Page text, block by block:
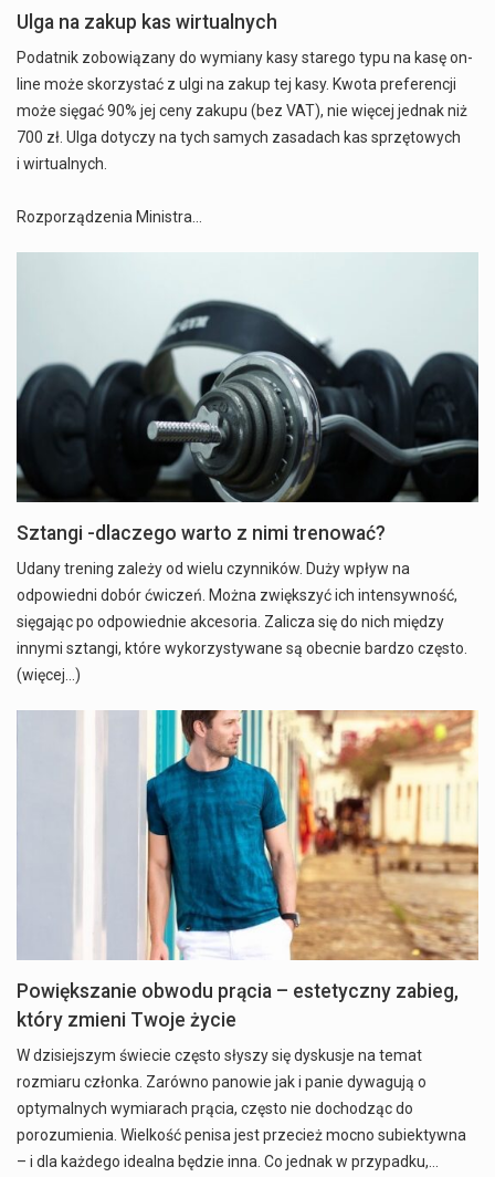
Ulga na zakup kas wirtualnych
Podatnik zobowiązany do wymiany kasy starego typu na kasę on-
line może skorzystać z ulgi na zakup tej kasy. Kwota preferencji
może sięgać 90% jej ceny zakupu (bez VAT), nie więcej jednak niż
700 zł. Ulga dotyczy na tych samych zasadach kas sprzętowych
i wirtualnych.
Rozporządzenia Ministra…
Sztangi -dlaczego warto z nimi trenować?
Udany trening zależy od wielu czynników. Duży wpływ na
odpowiedni dobór ćwiczeń. Można zwiększyć ich intensywność,
sięgając po odpowiednie akcesoria. Zalicza się do nich między
innymi sztangi, które wykorzystywane są obecnie bardzo często.
(więcej…)
Powiększanie obwodu prącia – estetyczny zabieg,
który zmieni Twoje życie
W dzisiejszym świecie często słyszy się dyskusje na temat
rozmiaru członka. Zarówno panowie jak i panie dywagują o
optymalnych wymiarach prącia, często nie dochodząc do
porozumienia. Wielkość penisa jest przecież mocno subiektywna
– i dla każdego idealna będzie inna. Co jednak w przypadku,…